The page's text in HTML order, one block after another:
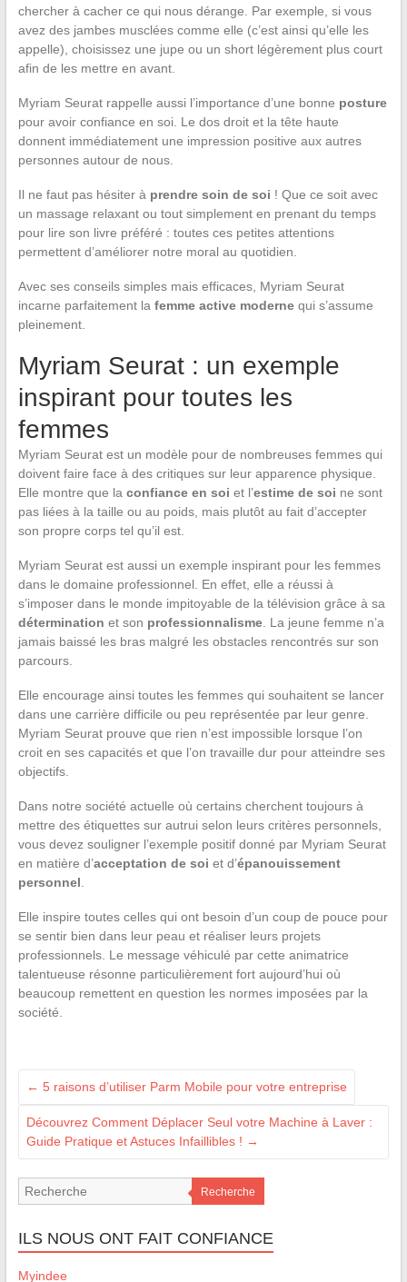
chercher à cacher ce qui nous dérange. Par exemple, si vous
avez des jambes musclées comme elle (c’est ainsi qu’elle les
appelle), choisissez une jupe ou un short légèrement plus court
afin de les mettre en avant.
Myriam Seurat rappelle aussi l’importance d’une bonne posture
pour avoir confiance en soi. Le dos droit et la tête haute
donnent immédiatement une impression positive aux autres
personnes autour de nous.
Il ne faut pas hésiter à prendre soin de soi ! Que ce soit avec
un massage relaxant ou tout simplement en prenant du temps
pour lire son livre préféré : toutes ces petites attentions
permettent d’améliorer notre moral au quotidien.
Avec ses conseils simples mais efficaces, Myriam Seurat
incarne parfaitement la femme active modernequi s’assume
pleinement.
Myriam Seurat : un exemple
inspirant pour toutes les
femmes
Myriam Seurat est un modèle pour de nombreuses femmes qui
doivent faire face à des critiques sur leur apparence physique.
Elle montre que la confiance en soi et l’estime de soi ne sont
pas liées à la taille ou au poids, mais plutôt au fait d’accepter
son propre corps tel qu’il est.
Myriam Seurat est aussi un exemple inspirant pour les femmes
dans le domaine professionnel. En effet, elle a réussi à
s’imposer dans le monde impitoyable de la télévision grâce à sa
détermination et son professionnalisme. La jeune femme n’a
jamais baissé les bras malgré les obstacles rencontrés sur son
parcours.
Elle encourage ainsi toutes les femmes qui souhaitent se lancer
dans une carrière difficile ou peu représentée par leur genre.
Myriam Seurat prouve que rien n’est impossible lorsque l’on
croit en ses capacités et que l’on travaille dur pour atteindre ses
objectifs.
Dans notre société actuelle où certains cherchent toujours à
mettre des étiquettes sur autrui selon leurs critères personnels,
vous devez souligner l’exemple positif donné par Myriam Seurat
en matière d’acceptation de soi et d’épanouissement
personnel
Elle inspire toutes celles qui ont besoin d’un coup de pouce pour
se sentir bien dans leur peau et réaliser leurs projets
professionnels. Le message véhiculé par cette animatrice
talentueuse résonne particulièrement fort aujourd’hui où
beaucoup remettent en question les normes imposées par la
société.
← 5 raisons d’utiliser Parm Mobile pour votre entreprise
Découvrez Comment Déplacer Seul votre Machine à Laver :
Guide Pratique et Astuces Infaillibles ! →
Recherche
ILS NOUS ONT FAIT CONFIANCE
Myindee